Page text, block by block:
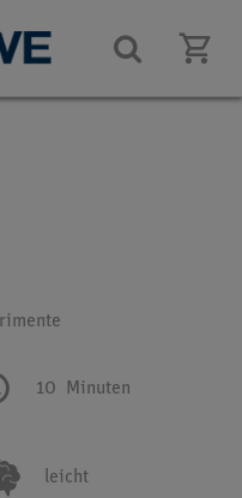
10 Minuten
leicht